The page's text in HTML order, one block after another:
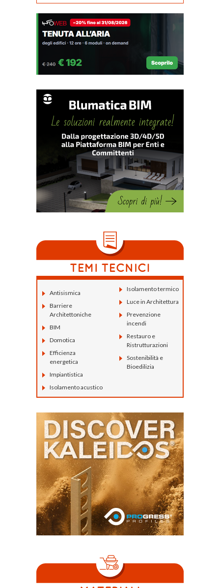
Antisismica
Barriere
Architettoniche
BIM
Domotica
Efficienza
energetica
Impiantistica
Isolamento acustico
Isolamento termico
Luce in Architettura
Prevenzione
incendi
Restauro e
Ristrutturazioni
Sostenibilità e
Bioedilizia